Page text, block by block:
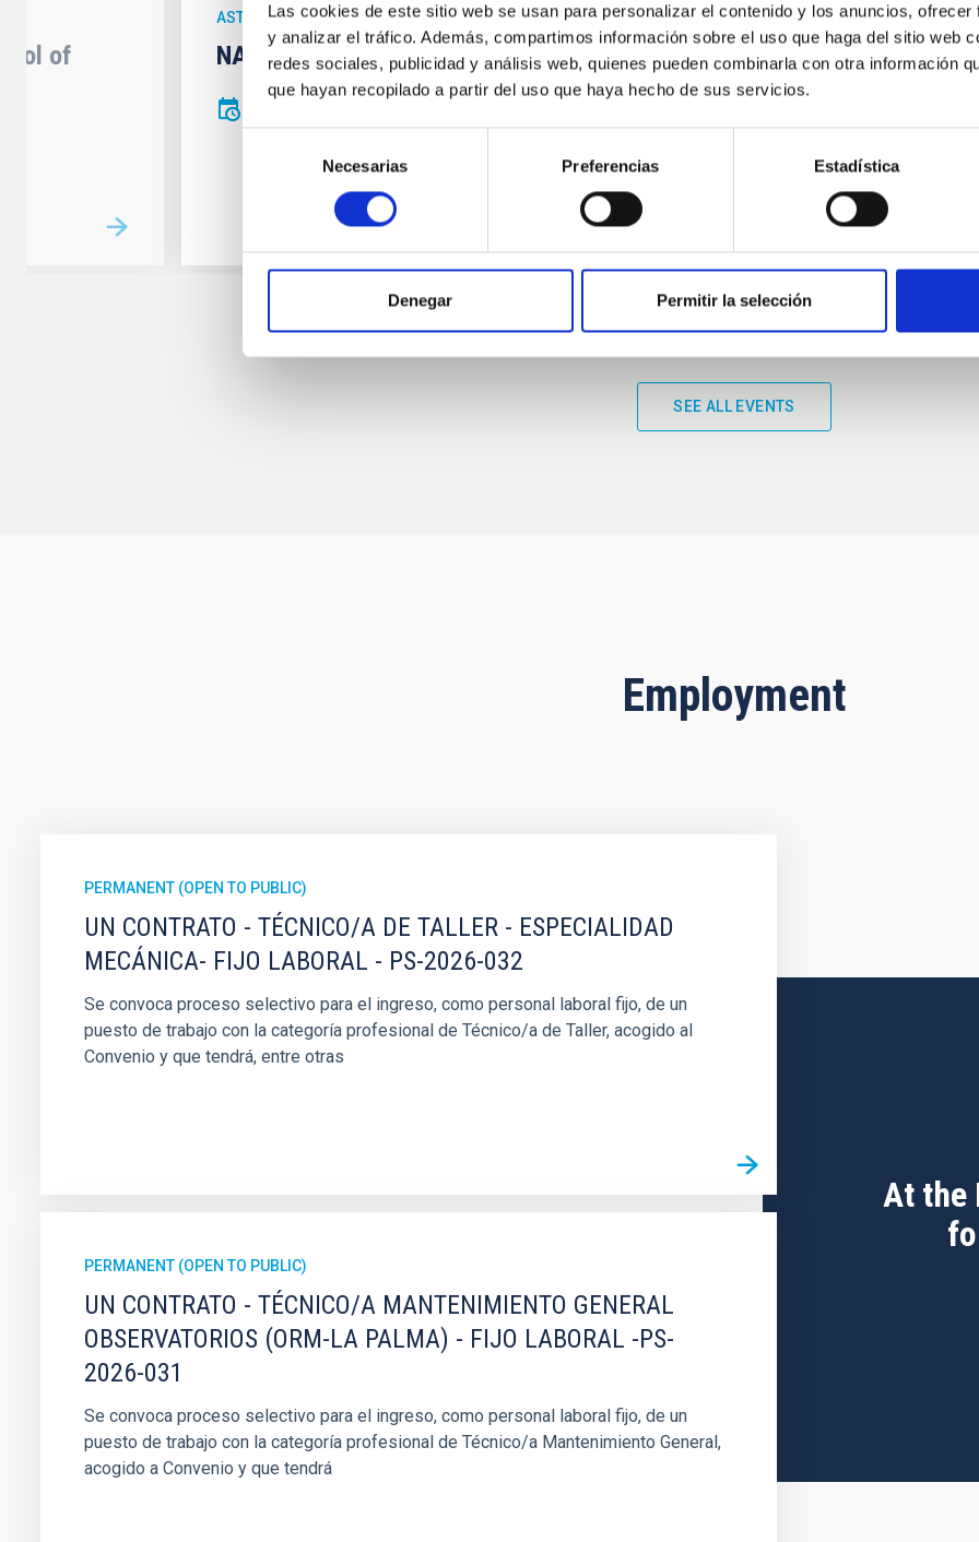
Las cookies de este sitio web se usan para personalizar el contenido y los anuncios,
y analizar el tráfico. Además, compartimos información sobre el uso que haga del sitio web
redes sociales, publicidad y análisis web, quienes pueden combinarla con otra información
que hayan recopilado a partir del uso que haya hecho de sus servicios.
consentimiento
Necesarias Preferencias Estadística
Denegar Permitir la selección
of
ASTRONOMICAL EVENT
NATE en Palencia - Eclipse Agosto 2026
CONFERENCE
Substellar
SEE ALL EVENTS
Employment
PERMANENT (OPEN TO PUBLIC)
UN CONTRATO - TÉCNICO/A DE TALLER - ESPECIALIDAD
MECÁNICA- FIJO LABORAL - PS-2026-032
Se convoca proceso selectivo para el ingreso, como personal laboral fijo, de un
puesto de trabajo con la categoría profesional de Técnico/a de Taller, acogido al
Convenio y que tendrá, entre otras
PERMANENT (OPEN TO PUBLIC)
UN CONTRATO - TÉCNICO/A MANTENIMIENTO GENERAL
OBSERVATORIOS (ORM-LA PALMA) - FIJO LABORAL -PS-
2026-031
Se convoca proceso selectivo para el ingreso, como personal laboral fijo, de un
puesto de trabajo con la categoría profesional de Técnico/a Mantenimiento General,
acogido a Convenio y que tendrá
At the